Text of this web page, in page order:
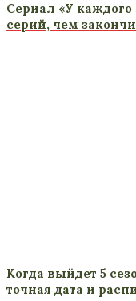
Сериал «У каждого
серий, чем
Когда выйдет 5
точная дата и